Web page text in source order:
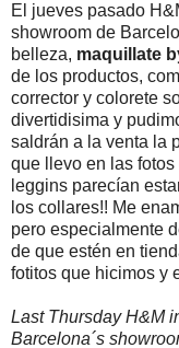
El jueves pasado
showroom de
belleza, maquillate
de los productos,
corrector y colorete
divertidisima y
saldrán a la venta la
que llevo en las
leggins parecían
los collares!! Me
pero especialmente
de que estén en
fotitos que hicimos y
Last Thursday H&M
Barcelona´s